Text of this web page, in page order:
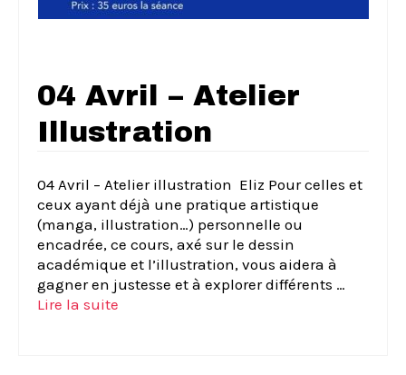
04 Avril – Atelier
Illustration
04 Avril – Atelier illustration ­ Eliz Pour celles et
ceux ayant déjà une pratique artistique
(manga, illustration…) personnelle ou
encadrée, ce cours, axé sur le dessin
académique et l’illustration, vous aidera à
gagner en justesse et à explorer différents …
Lire la suite­­